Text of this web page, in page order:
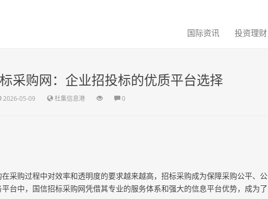
国际资讯 投资理财
采购网：企业招投标的优质平台选择
2026-05-09 杜集信息港 0
采购过程中对效率和透明度的要求越来越高，招标采购成为保障采购公平、公
台中，国信招标采购网凭借其专业的服务体系和强大的信息平台优势，成为了